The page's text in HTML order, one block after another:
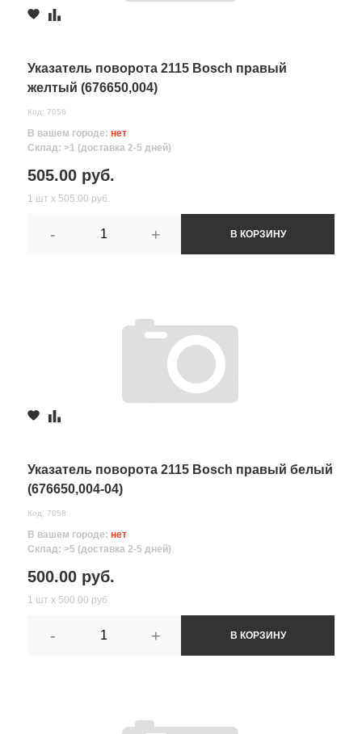
Указатель поворота 2115 Bosch правый
желтый (676650,004)
Код: 7056
В вашем городе: нет
Склад: >1 (доставка 2-5 дней)
505.00 руб.
1 шт х 505.00 руб.
- + В КОРЗИНУ
Указатель поворота 2115 Bosch правый белый
(676650,004-04)
Код: 7058
В вашем городе: нет
Склад: >5 (доставка 2-5 дней)
500.00 руб.
1 шт х 500.00 руб.
- + В КОРЗИНУ